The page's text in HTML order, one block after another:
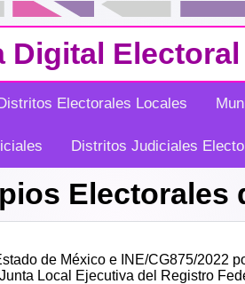
Digital Electoral
Electorales Locales
Distritos Judiciales
Electorales
de México e INE/CG875/2022
Local Ejecutiva del Registro